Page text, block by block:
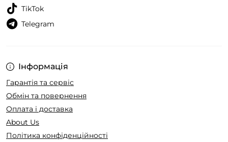
Інформація
Гарантія та сервіс
Обмін та повернення
Оплата і доставка
About Us
Політика конфіденційності
TikTok
Telegram